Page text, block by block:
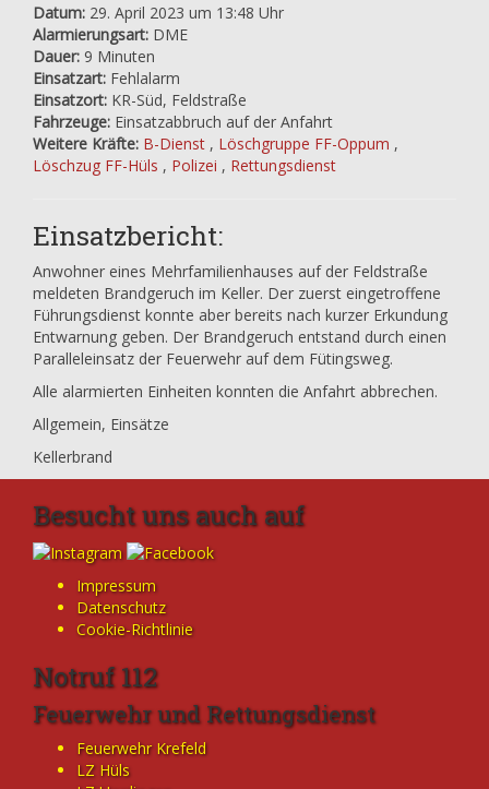
Datum: 29. April 2023 um 13:48 Uhr
Alarmierungsart: DME
Dauer: 9 Minuten
Einsatzart: Fehlalarm
Einsatzort: KR-Süd, Feldstraße
Fahrzeuge: Einsatzabbruch auf der Anfahrt
Weitere Kräfte: B-Dienst , Löschgruppe FF-Oppum ,
Löschzug FF-Hüls , Polizei , Rettungsdienst
Einsatzbericht:
Anwohner eines Mehrfamilienhauses auf der Feldstraße
meldeten Brandgeruch im Keller. Der zuerst eingetroffene
Führungsdienst konnte aber bereits nach kurzer Erkundung
Entwarnung geben. Der Brandgeruch entstand durch einen
Paralleleinsatz der Feuerwehr auf dem Fütingsweg.
Alle alarmierten Einheiten konnten die Anfahrt abbrechen.
Allgemein, Einsätze
Kellerbrand
Besucht uns auch auf
Impressum
Datenschutz
Cookie-Richtlinie
Notruf 112
Feuerwehr und Rettungsdienst
Feuerwehr Krefeld
LZ Hüls